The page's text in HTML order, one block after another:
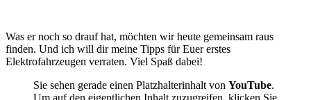
Was er noch so drauf hat, möchten wir heute gemeinsam raus
finden. Und ich will dir meine Tipps für Euer erstes
Elektrofahrzeugen verraten. Viel Spaß dabei!
Sie sehen gerade einen Platzhalterinhalt von YouTube.